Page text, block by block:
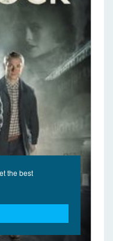
the best